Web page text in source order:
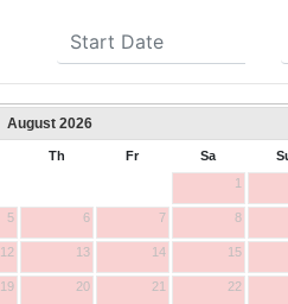
August 2026
Th Fr Sa
1
5 6 7 8
12 13 14 15
19 20 21 22